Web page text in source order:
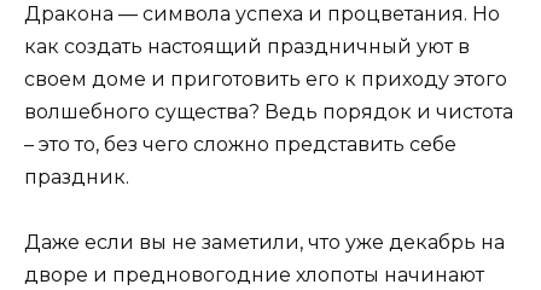
Дракона — символа успеха и процветания. Но
как создать настоящий праздничный уют в
своем доме и приготовить его к приходу этого
волшебного существа? Ведь порядок и чистота
– это то, без чего сложно представить себе
праздник.
Даже если вы не заметили, что уже декабрь на
дворе и предновогодние хлопоты начинают